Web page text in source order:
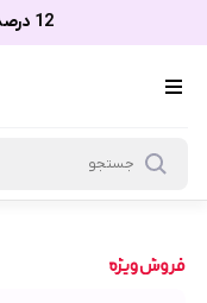
12 درصد تخفیف تا 20 مرداد ماه